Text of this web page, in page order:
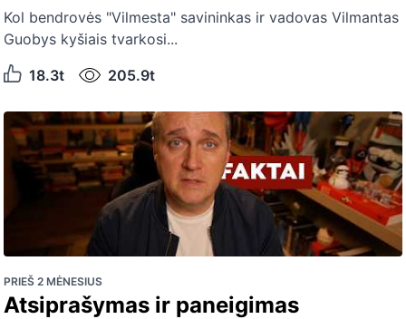
Kol bendrovės "Vilmesta" savininkas ir vadovas Vilmantas
Guobys kyšiais tvarkosi...
18.3t
205.9t
PRIEŠ 2 MĖNESIUS
Atsiprašymas ir paneigimas